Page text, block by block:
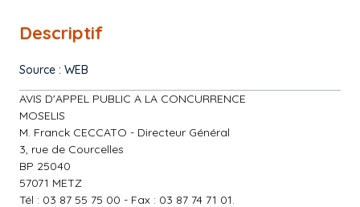
Descriptif
Source : WEB
AVIS D'APPEL PUBLIC A LA CONCURRENCE
MOSELIS
M. Franck CECCATO - Directeur Général
3, rue de Courcelles
BP 25040
57071 METZ
Tél : 03 87 55 75 00 - Fax : 03 87 74 71 01.